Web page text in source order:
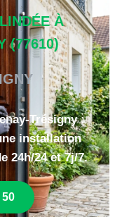
À
(77610)
Trésigny :
installation
24h/24 et 7j/7.
50